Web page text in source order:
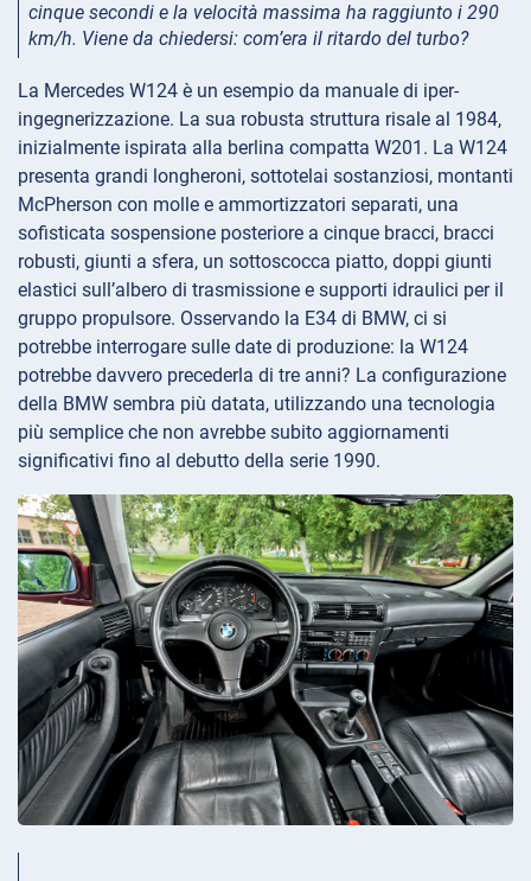
cinque secondi e la velocità massima ha raggiunto i 290
km/h. Viene da chiedersi: com’era il ritardo del turbo?
La Mercedes W124 è un esempio da manuale di iper-
ingegnerizzazione. La sua robusta struttura risale al 1984,
inizialmente ispirata alla berlina compatta W201. La W124
presenta grandi longheroni, sottotelai sostanziosi, montanti
McPherson con molle e ammortizzatori separati, una
sofisticata sospensione posteriore a cinque bracci, bracci
robusti, giunti a sfera, un sottoscocca piatto, doppi giunti
elastici sull’albero di trasmissione e supporti idraulici per il
gruppo propulsore. Osservando la E34 di BMW, ci si
potrebbe interrogare sulle date di produzione: la W124
potrebbe davvero precederla di tre anni? La configurazione
della BMW sembra più datata, utilizzando una tecnologia
più semplice che non avrebbe subito aggiornamenti
significativi fino al debutto della serie 1990.